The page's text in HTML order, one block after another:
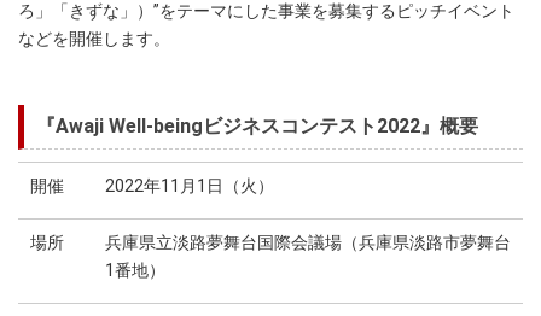
ろ」「きずな」）”をテーマにした事業を募集するピッチイベント
などを開催します。
『Awaji Well-beingビジネスコンテスト2022』概要
開催 2022年11月1日（火）
場所
兵庫県立淡路夢舞台国際会議場（兵庫県淡路市夢舞台
1番地）